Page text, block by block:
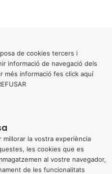
de cookies tercers i
informació de navegació dels
més informació fes click aquí
la vostra experiència
les cookies que es
al vostre navegador,
de les funcionalitats